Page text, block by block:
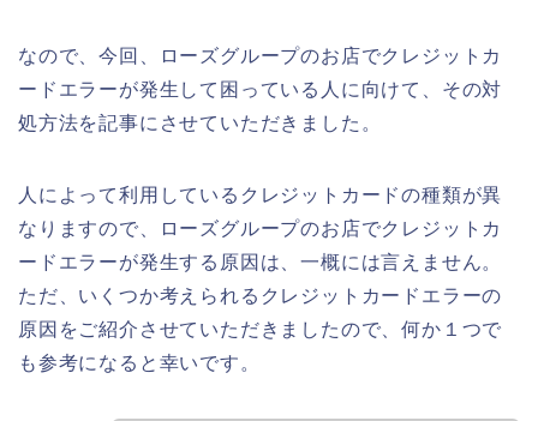
なので、今回、ローズグループのお店でクレジットカ
ードエラーが発生して困っている人に向けて、その対
処方法を記事にさせていただきました。
人によって利用しているクレジットカードの種類が異
なりますので、ローズグループのお店でクレジットカ
ードエラーが発生する原因は、一概には言えません。
ただ、いくつか考えられるクレジットカードエラーの
原因をご紹介させていただきましたので、何か１つで
も参考になると幸いです。